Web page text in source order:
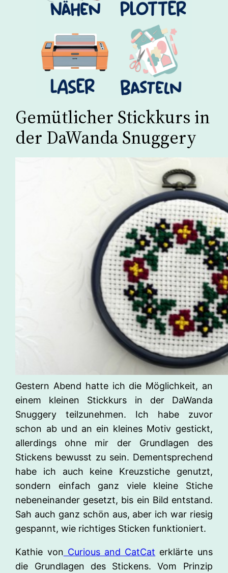
Gemütlicher Stickkurs in
der DaWanda Snuggery
Gestern Abend hatte ich die Möglichkeit, an
einem kleinen Stickkurs in der DaWanda
Snuggery teilzunehmen. Ich habe zuvor
schon ab und an ein kleines Motiv gestickt,
allerdings ohne mir der Grundlagen des
Stickens bewusst zu sein. Dementsprechend
habe ich auch keine Kreuzstiche genutzt,
sondern einfach ganz viele kleine Stiche
nebeneinander gesetzt, bis ein Bild entstand.
Sah auch ganz schön aus, aber ich war riesig
gespannt, wie richtiges Sticken funktioniert.
Kathie von Curious and CatCat erklärte uns
die Grundlagen des Stickens. Vom Prinzip